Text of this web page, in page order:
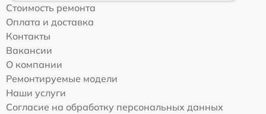
Стоимость ремонта
Оплата и доставка
Контакты
Вакансии
О компании
Ремонтируемые модели
Наши услуги
Согласие на обработку персональных данных